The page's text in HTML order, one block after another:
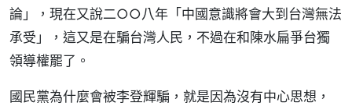
論」，現在又說二○○八年「中國意識將會大到台灣無法
承受」，這又是在騙台灣人民，不過在和陳水扁爭台獨
領導權罷了。
國民黨為什麼會被李登輝騙，就是因為沒有中心思想，